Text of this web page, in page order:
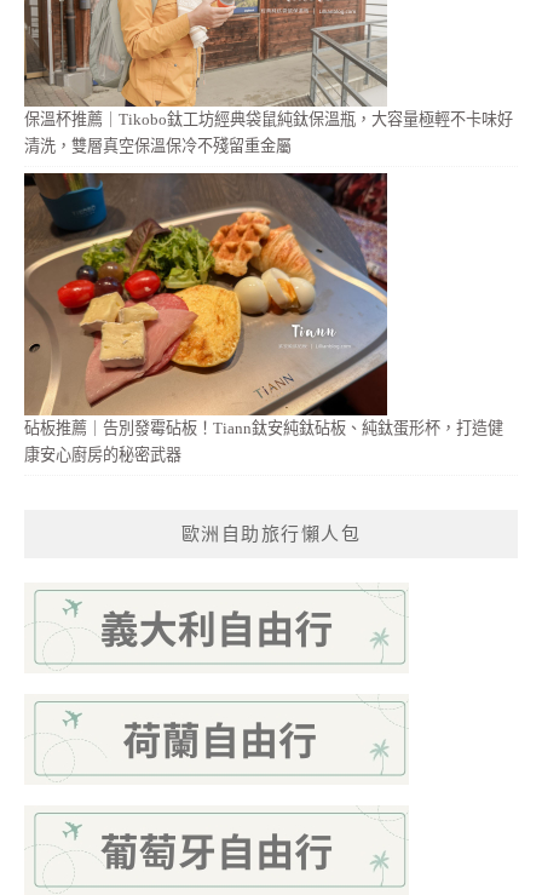
保溫杯推薦｜Tikobo鈦工坊經典袋鼠純鈦保溫瓶，大容量極輕不卡味好
清洗，雙層真空保溫保冷不殘留重金屬
砧板推薦｜告別發霉砧板！Tiann鈦安純鈦砧板、純鈦蛋形杯，打造健
康安心廚房的秘密武器
歐洲自助旅行懶人包